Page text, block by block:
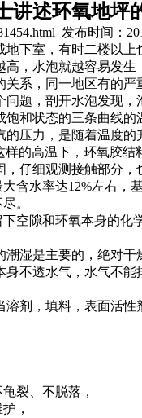
讲述环氧地坪
发布时间：
下室，有时二楼以
，水泡就越容易发
系，同一地区有的
题，剖开水泡发现
和状态的三条曲线的
压力，是随着温度的
样的高温下，环氧胶
仔细观测接触部分
水率达12%左右，
。
隙和环氧本身的化
是主要的，绝对干
不透水气，水气不
，填料，表面活性剂
裂、不脱落，
护，